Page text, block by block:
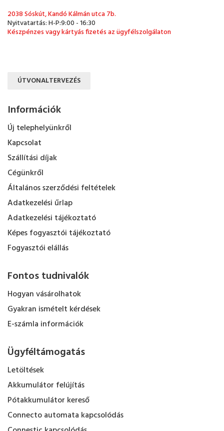
2038 Sóskút, Kandó Kálmán utca 7b.
Nyitvatartás: H-P:9:00 - 16:30
Készpénzes vagy kártyás fizetés az ügyfélszolgálaton
ÚTVONALTERVEZÉS
Információk
Új telephelyünkről
Kapcsolat
Szállítási díjak
Cégünkről
Általános szerződési feltételek
Adatkezelési űrlap
Adatkezelési tájékoztató
Képes fogyasztói tájékoztató
Fogyasztói elállás
Fontos tudnivalók
Hogyan vásárolhatok
Gyakran ismételt kérdések
E-számla információk
Ügyféltámogatás
Letöltések
Akkumulátor felújítás
Pótakkumulátor kereső
Connecto automata kapcsolódás